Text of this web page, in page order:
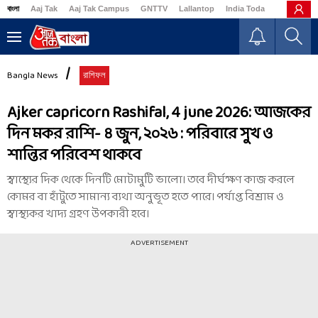
বাংলা Aaj Tak Aaj Tak Campus GNTTV Lallantop India Today Business
Bangla News রাশিফল
Ajker capricorn Rashifal, 4 june 2026: আজকের
দিন মকর রাশি- ৪ জুন, ২০২৬ : পরিবারে সুখ ও
শান্তির পরিবেশ থাকবে
স্বাস্থ্যের দিক থেকে দিনটি মোটামুটি ভালো। তবে দীর্ঘক্ষণ কাজ করলে
কোমর বা হাঁটুতে সামান্য ব্যথা অনুভূত হতে পারে। পর্যাপ্ত বিশ্রাম ও
স্বাস্থ্যকর খাদ্য গ্রহণ উপকারী হবে।
ADVERTISEMENT